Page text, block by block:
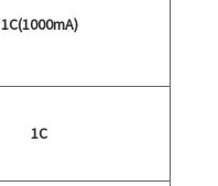
1C(1000mA)
1C